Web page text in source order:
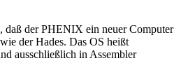
daß der PHENIX ein neuer Computer
der Hades. Das OS heißt
ausschließlich in Assembler